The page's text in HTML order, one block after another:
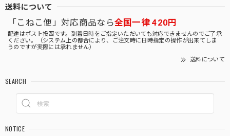
送料について
「こねこ便」対応商品なら全国一律 420円
配達はポスト投函です。到着日時をご指定いただいても対応できませんのでご了承
ください。（システム上の都合により、ご注文時に日時指定の操作が出来てしま
うのですが実際には承れません）
送料について
SEARCH
NOTICE